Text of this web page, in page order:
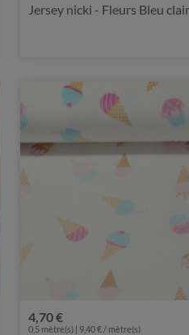
Jersey nicki - Fleurs Bleu clair
4,70 €
0,5 mètre(s) | 9,40 € / mètre(s)